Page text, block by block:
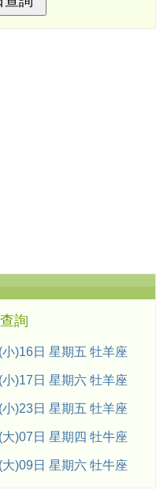
詢
)16日 星期五 牡羊座
)17日 星期六 牡羊座
)23日 星期五 牡羊座
)07日 星期四 牡牛座
)09日 星期六 牡牛座